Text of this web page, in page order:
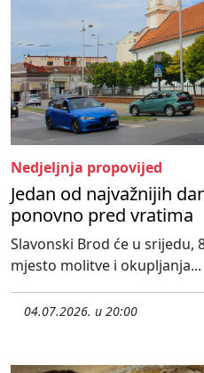
Nedjeljnja propovijed
Jedan od najvažnijih
ponovno pred vratima
Slavonski Brod će u srijedu,
mjesto molitve i okupljanja...
04.07.2026. u 20:00